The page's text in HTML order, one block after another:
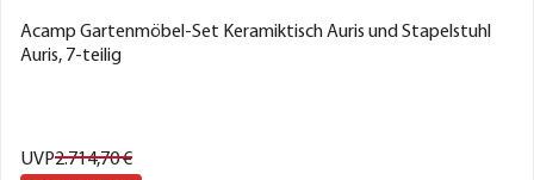
Acamp Gartenmöbel-Set Keramiktisch Auris und Stapelstuhl
Auris, 7-teilig
UVP2.714,70€